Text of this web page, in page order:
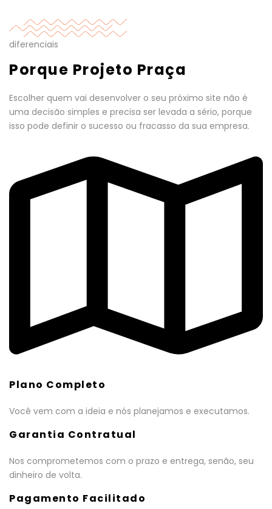
diferenciais
Porque Projeto Praça
Escolher quem vai desenvolver o seu próximo site não é
uma decisão simples e precisa ser levada a sério, porque
isso pode definir o sucesso ou fracasso da sua empresa.
Plano Completo
Você vem com a ideia e nós planejamos e executamos.
Garantia Contratual
Nos comprometemos com o prazo e entrega, senão, seu
dinheiro de volta.
Pagamento Facilitado